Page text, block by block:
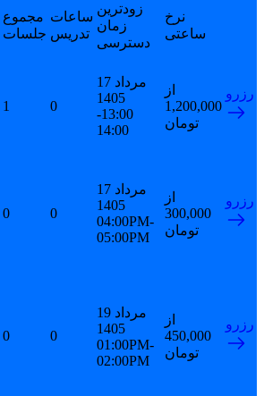
مجموع
جلسات
ساعات
تدریس
زودترین
زمان
دسترسی
نرخ
ساعتی
1 0
17 مرداد
1405
13:00-
14:00
از
1,200,000
تومان
رزرو
0 0
17 مرداد
1405
04:00PM-
05:00PM
از
300,000
تومان
رزرو
0 0
19 مرداد
1405
01:00PM-
02:00PM
از
450,000
تومان
رزرو